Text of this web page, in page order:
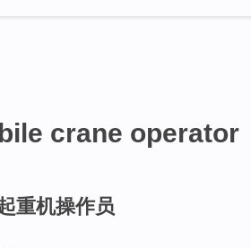
crane operator
重机操作员